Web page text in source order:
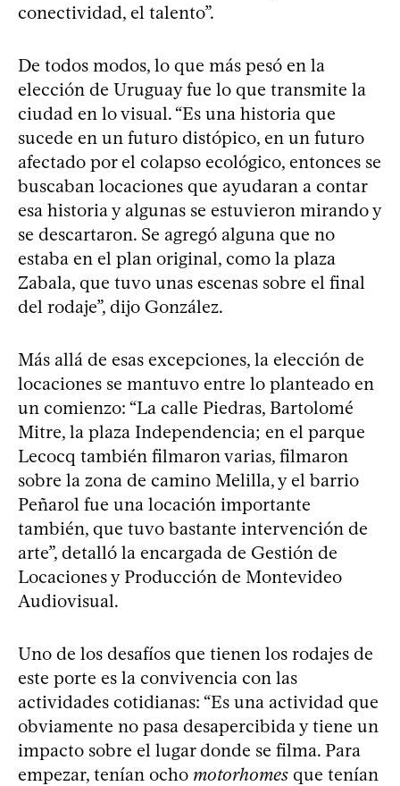
conectividad, el talento”.
De todos modos, lo que más pesó en la
elección de Uruguay fue lo que transmite la
ciudad en lo visual. “Es una historia que
sucede en un futuro distópico, en un futuro
afectado por el colapso ecológico, entonces se
buscaban locaciones que ayudaran a contar
esa historia y algunas se estuvieron mirando y
se descartaron. Se agregó alguna que no
estaba en el plan original, como la plaza
Zabala, que tuvo unas escenas sobre el final
del rodaje”, dijo González.
Más allá de esas excepciones, la elección de
locaciones se mantuvo entre lo planteado en
un comienzo: “La calle Piedras, Bartolomé
Mitre, la plaza Independencia; en el parque
Lecocq también filmaron varias, filmaron
sobre la zona de camino Melilla, y el barrio
Peñarol fue una locación importante
también, que tuvo bastante intervención de
arte”, detalló la encargada de Gestión de
Locaciones y Producción de Montevideo
Audiovisual.
Uno de los desafíos que tienen los rodajes de
este porte es la convivencia con las
actividades cotidianas: “Es una actividad que
obviamente no pasa desapercibida y tiene un
impacto sobre el lugar donde se filma. Para
empezar, tenían ocho motorhomes que tenían